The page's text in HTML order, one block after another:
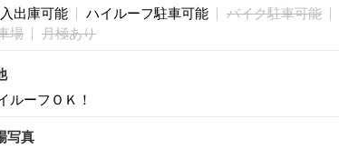
出庫可能 ハイルーフ駐車可能 バイク駐車可能
場
月極あり
ルーフＯＫ！
写真